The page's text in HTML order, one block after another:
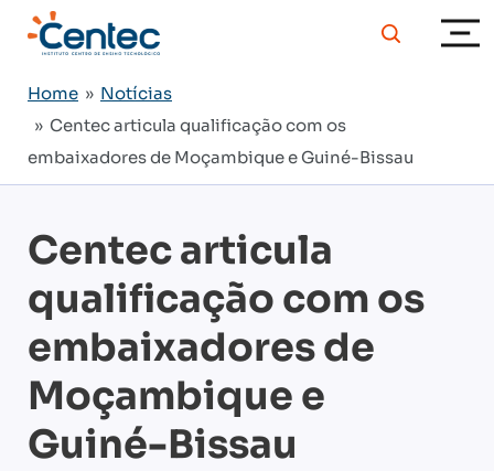
Home » Notícias
» Centec articula qualificação com os
embaixadores de Moçambique e Guiné-Bissau
Centec articula
qualificação com os
embaixadores de
Moçambique e
Guiné-Bissau